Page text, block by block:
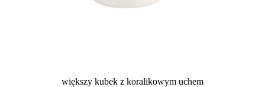
większy kubek z koralikowym uchem